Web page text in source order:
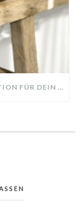
SCHLAFZIMMER MAKEOVER – INSPIRATION FÜR DEIN SCHLAFZIMMER: AUS ALT MACH NEU – HELL, GEMÜTLICH UND EINLADEND